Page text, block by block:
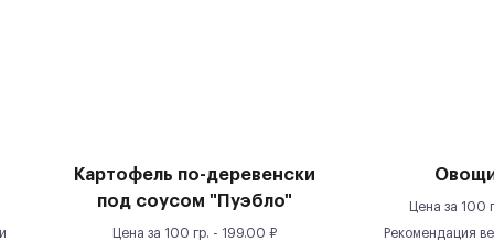
Картофель по-деревенски
под соусом "Пуэбло"
Цена за 100 гр. - 199.00 ₽
Цена за 100
Рекомендация